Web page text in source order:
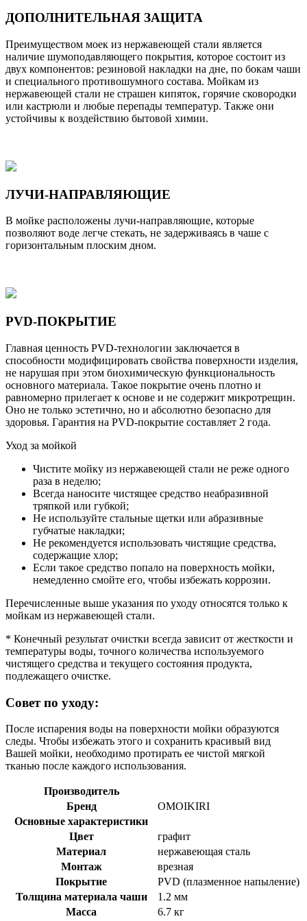
ДОПОЛНИТЕЛЬНАЯ ЗАЩИТА
Преимуществом моек из нержавеющей стали является
наличие шумоподавляющего покрытия, которое состоит из
двух компонентов: резиновой накладки на дне, по бокам чаши
и специального противошумного состава. Мойкам из
нержавеющей стали не страшен кипяток, горячие сковородки
или кастрюли и любые перепады температур. Также они
устойчивы к воздействию бытовой химии.
ЛУЧИ-НАПРАВЛЯЮЩИЕ
В мойке расположены лучи-направляющие, которые
позволяют воде легче стекать, не задерживаясь в чаше с
горизонтальным плоским дном.
PVD-ПОКРЫТИЕ
Главная ценность PVD-технологии заключается в
способности модифицировать свойства поверхности изделия,
не нарушая при этом биохимическую функциональность
основного материала. Такое покрытие очень плотно и
равномерно прилегает к основе и не содержит микротрещин.
Оно не только эстетично, но и абсолютно безопасно для
здоровья. Гарантия на PVD-покрытие составляет 2 года.
Уход за мойкой
Чистите мойку из нержавеющей стали не реже одного
раза в неделю;
Всегда наносите чистящее средство неабразивной
тряпкой или губкой;
Не используйте стальные щетки или абразивные
губчатые накладки;
Не рекомендуется использовать чистящие средства,
содержащие хлор;
Если такое средство попало на поверхность мойки,
немедленно смойте его, чтобы избежать коррозии.
Перечисленные выше указания по уходу относятся только к
мойкам из нержавеющей стали.
* Конечный результат очистки всегда зависит от жесткости и
температуры воды, точного количества используемого
чистящего средства и текущего состояния продукта,
подлежащего очистке.
Совет по уходу:
После испарения воды на поверхности мойки образуются
следы. Чтобы избежать этого и сохранить красивый вид
Вашей мойки, необходимо протирать ее чистой мягкой
тканью после каждого использования.
Производитель
Бренд
OMOIKIRI
Основные характеристики
Цвет
графит
Материал
нержавеющая сталь
Монтаж
врезная
Покрытие
PVD (плазменное напыление)
Толщина материала чаши
1.2 мм
Масса
6.7 кг